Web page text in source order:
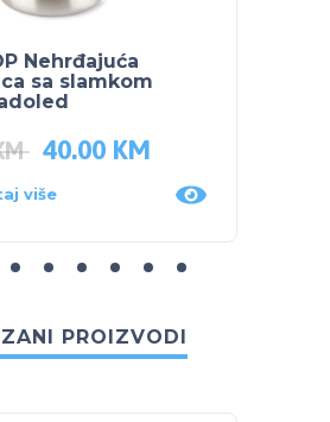
Nehrđajuća
sa slamkom
40.00 KM
više
PROIZVODI